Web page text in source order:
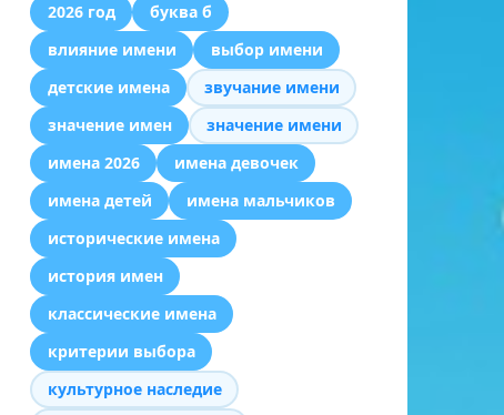
2026 год
буква б
влияние имени
выбор имени
детские имена
звучание имени
значение имен
значение имени
имена 2026
имена девочек
имена детей
имена мальчиков
исторические имена
история имен
классические имена
критерии выбора
культурное наследие